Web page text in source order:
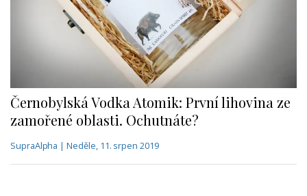
Černobylská Vodka Atomik: První lihovina ze
zamořené oblasti. Ochutnáte?
SupraAlpha | Neděle, 11. srpen 2019